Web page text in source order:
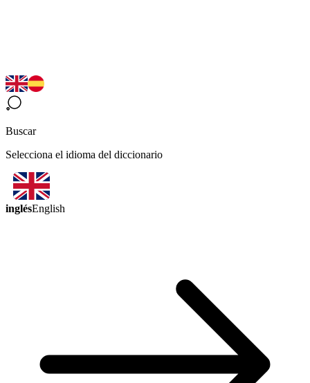
Buscar
Selecciona el idioma del diccionario
inglésEnglish